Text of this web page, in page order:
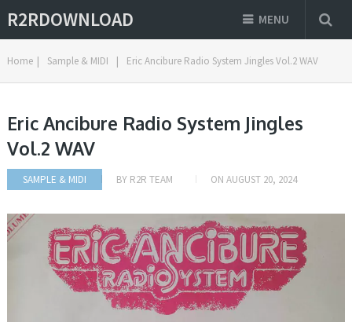
R2RDOWNLOAD MENU
Home | Sample & MIDI | Eric Ancibure Radio System Jingles Vol.2 WAV
Eric Ancibure Radio System Jingles
Vol.2 WAV
SAMPLE & MIDI BY R2R TEAM ON AUGUST 20, 2024